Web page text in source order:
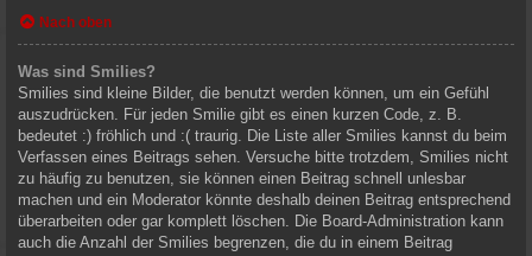
Nach oben
Was sind Smilies?
Smilies sind kleine Bilder, die benutzt werden können, um ein Gefühl
auszudrücken. Für jeden Smilie gibt es einen kurzen Code, z. B.
bedeutet :) fröhlich und :( traurig. Die Liste aller Smilies kannst du beim
Verfassen eines Beitrags sehen. Versuche bitte trotzdem, Smilies nicht
zu häufig zu benutzen, sie können einen Beitrag schnell unlesbar
machen und ein Moderator könnte deshalb deinen Beitrag entsprechend
überarbeiten oder gar komplett löschen. Die Board-Administration kann
auch die Anzahl der Smilies begrenzen, die du in einem Beitrag